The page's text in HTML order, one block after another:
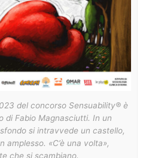
del concorso Sensuability® è
di Fabio Magnasciutti. In un
si intravvede un castello,
amplesso. «C’è una volta»,
che si scambiano.